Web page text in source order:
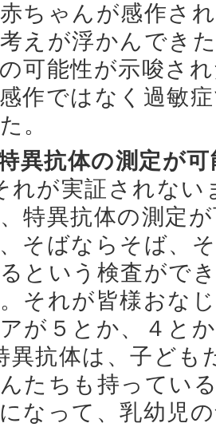
ちゃんが感作さ
えが浮かんでき
可能性が示唆さ
作ではなく過敏
。
異抗体の測定が可
れが実証されない
特異抗体の測定
そばならそば、
という検査がで
それが皆様おな
が５とか、４と
異抗体は、子ども
たちも持ってい
なって、乳幼児